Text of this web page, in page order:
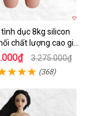
tình dục 8kg silicon
chất lượng cao giá
tốt
3.275.000₫
(368)